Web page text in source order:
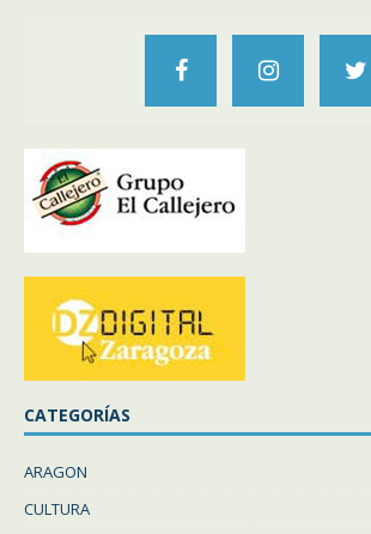
CATEGORÍAS
ARAGON
CULTURA